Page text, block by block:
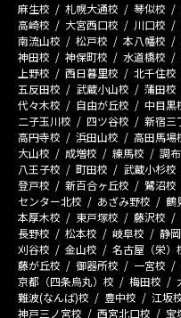
麻生校 札幌大通校 琴似校
高崎校
大宮西口校 川口校
南流山校
松戸校 本八幡校
神田校
神保町校 水道橋校
上野校
西日暮里校 北千住校
五反田校
武蔵小山校 蒲田校
代々木校
自由が丘校 中目黒
二子玉川校
四ツ谷校 新宿三
高円寺校
浜田山校 高田馬場
大山校
成増校 練馬校 調
八王子校
町田校 武蔵小杉校
登戸校
新百合ヶ丘校 鷺沼校
センター北校
あざみ野校 鶴
本厚木校
東戸塚校 藤沢校
長野校
松本校 岐阜校 静
刈谷校
金山校 名古屋（栄）
藤が丘校
御器所校 一宮校
京都（四条烏丸）校
梅田校
難波(なんば)校
豊中校 江坂
神戸三ノ宮校
西宮北口校 宝